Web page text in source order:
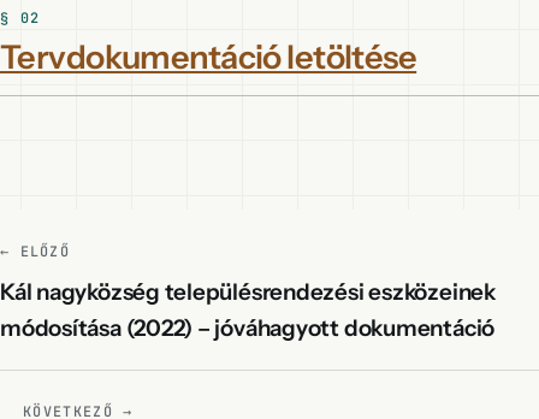
Tervdokumentáció letöltése
← ELŐZŐ
Kál nagyközség településrendezési eszközeinek
módosítása (2022) – jóváhagyott dokumentáció
KÖVETKEZŐ →